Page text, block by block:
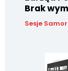
Brak
Sesje